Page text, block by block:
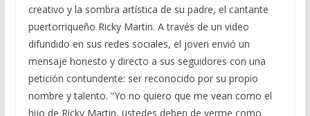
creativo y la sombra artística de su padre, el cantante
puertorriqueño Ricky Martin. A través de un video
difundido en sus redes sociales, el joven envió un
mensaje honesto y directo a sus seguidores con una
petición contundente: ser reconocido por su propio
nombre y talento. “Yo no quiero que me vean como el
hijo de Ricky Martin, ustedes deben de verme como